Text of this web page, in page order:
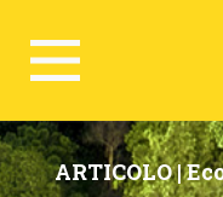
Ricerca avanzata
ARTICOLO |